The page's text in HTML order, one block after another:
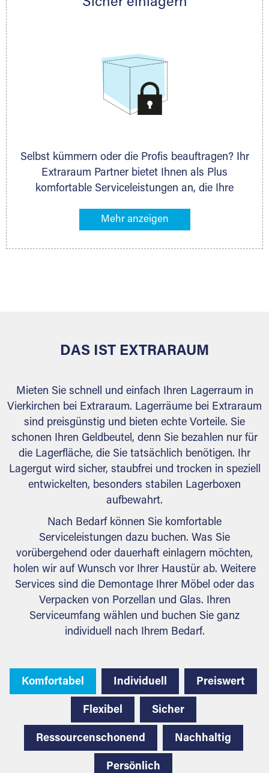
persönlich hinsichtlich Lagervolumen und zu
Selbst kümmern oder die Profis beauftragen? Ihr
Extraraum Partner bietet Ihnen als Plus
komfortable Serviceleistungen an, die Ihre
gehören z. B. Verpackungsservice, Lieferung von
Ihr Lagergut wird bei Ihrem Extraraum Partner
DAS IST EXTRARAUM
Mieten Sie schnell und einfach Ihren Lagerraum in
Vierkirchen bei Extraraum. Lagerräume bei Extraraum
sind preisgünstig und bieten echte Vorteile. Sie
schonen Ihren Geldbeutel, denn Sie bezahlen nur für
die Lagerfläche, die Sie tatsächlich benötigen. Ihr
Lagergut wird sicher, staubfrei und trocken in speziell
entwickelten, besonders stabilen Lagerboxen
aufbewahrt.
Nach Bedarf können Sie komfortable
Serviceleistungen dazu buchen. Was Sie
vorübergehend oder dauerhaft einlagern möchten,
holen wir auf Wunsch vor Ihrer Haustür ab. Weitere
Services sind die Demontage Ihrer Möbel oder das
Verpacken von Porzellan und Glas. Ihren
Serviceumfang wählen und buchen Sie ganz
individuell nach Ihrem Bedarf.
Komfortabel Individuell Preiswert
Flexibel Sicher
Ressourcenschonend Nachhaltig
Persönlich